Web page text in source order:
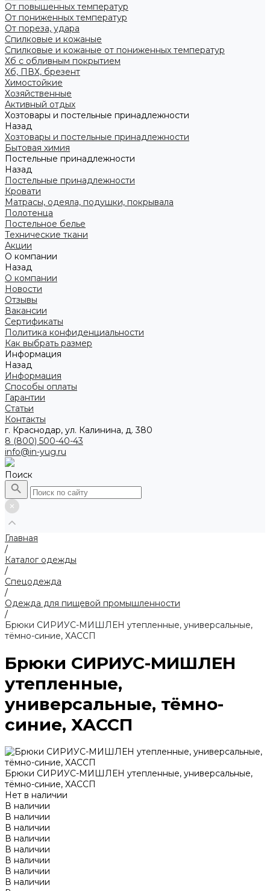
От повышенных температур
От пониженных температур
От пореза, удара
Спилковые и кожаные
Спилковые и кожаные от пониженных температур
Хб с обливным покрытием
Хб, ПВХ, брезент
Химостойкие
Хозяйственные
Активный отдых
Хозтовары и постельные принадлежности
Назад
Хозтовары и постельные принадлежности
Бытовая химия
Постельные принадлежности
Назад
Постельные принадлежности
Кровати
Матрасы, одеяла, подушки, покрывала
Полотенца
Постельное белье
Технические ткани
Акции
О компании
Назад
О компании
Новости
Отзывы
Вакансии
Сертификаты
Политика конфиденциальности
Как выбрать размер
Информация
Назад
Информация
Способы оплаты
Гарантии
Статьи
Контакты
г. Краснодар, ул. Калинина, д. 380
8 (800) 500-40-43
info@in-yug.ru
Поиск
Главная
/
Каталог одежды
/
Спецодежда
/
Одежда для пищевой промышленности
/
Брюки СИРИУС-МИШЛЕН утепленные, универсальные,
тёмно-синие, ХАССП
Брюки СИРИУС-МИШЛЕН
утепленные,
универсальные, тёмно-
синие, ХАССП
Брюки СИРИУС-МИШЛЕН утепленные, универсальные,
тёмно-синие, ХАССП
Нет в наличии
В наличии
В наличии
В наличии
В наличии
В наличии
В наличии
В наличии
В наличии